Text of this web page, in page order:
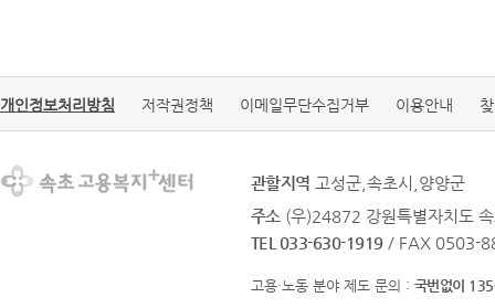
개인정보처리방침 저작권정책 이메일무단수집거부 이용안내
관할지역 고성군,속초시,양양군
주소 (우)24872 강원특별자치도
TEL 033-630-1919 / FAX 0503-
고용·노동 분야 제도 문의 : 국번없이